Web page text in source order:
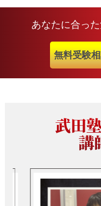
あなたに合っ
無料受験
武田
講